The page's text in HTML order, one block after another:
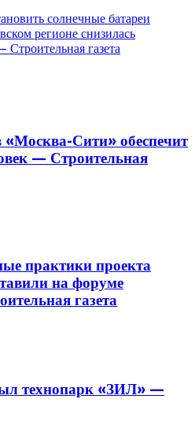
солнечные батареи
регионе снизилась
Строительная газета
Сити» обеспечит
— Строительная
практики проекта
на форуме
газета
технопарк «ЗИЛ» —